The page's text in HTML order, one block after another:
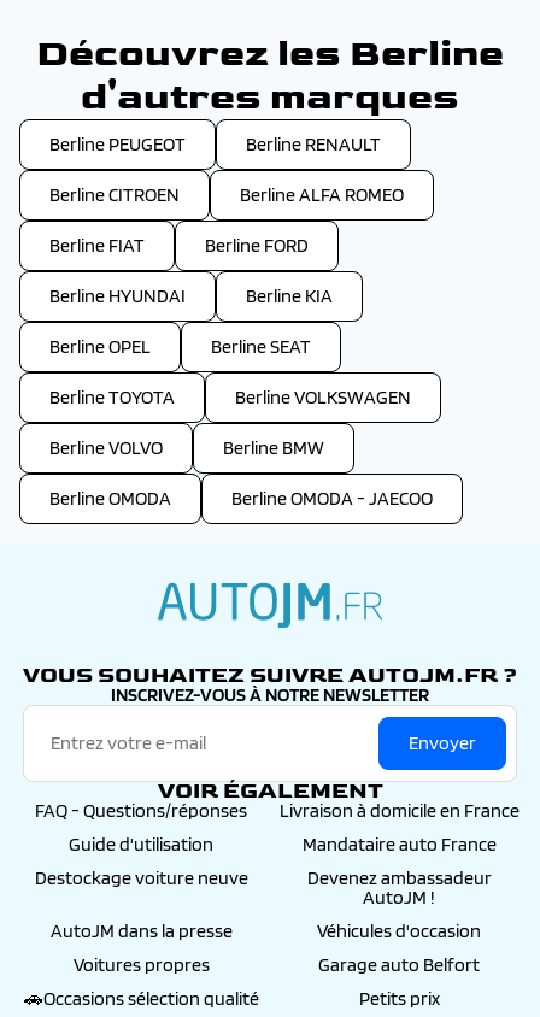
Découvrez les Berline
d'autres marques
Berline PEUGEOT Berline RENAULT
Berline CITROEN Berline ALFA ROMEO
Berline FIAT Berline FORD
Berline HYUNDAI Berline KIA
Berline OPEL Berline SEAT
Berline TOYOTA Berline VOLKSWAGEN
Berline VOLVO Berline BMW
Berline OMODA Berline OMODA - JAECOO
VOUS SOUHAITEZ SUIVRE AUTOJM.FR ?
INSCRIVEZ-VOUS À NOTRE NEWSLETTER
Envoyer
VOIR ÉGALEMENT
FAQ - Questions/réponses
Livraison à domicile en France
Guide d'utilisation
Mandataire auto France
Destockage voiture neuve
Devenez ambassadeur
AutoJM !
AutoJM dans la presse
Véhicules d'occasion
Voitures propres
Garage auto Belfort
🚗Occasions sélection qualité
Petits prix